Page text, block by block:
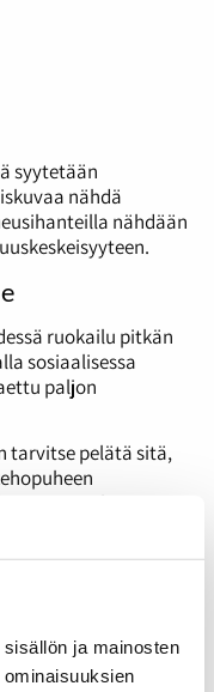
ja mainosten
syytetään
nähdä
nähdään
ruokailu pitkän
sosiaalisessa
paljon
tarvitse pelätä sitä,
siihen
ja millä sävyllä
Itselle pieneltä
toiselle suuri ja